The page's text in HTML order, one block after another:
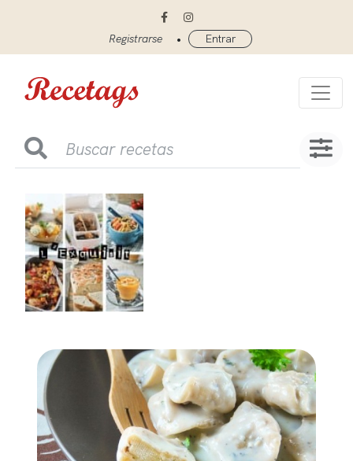
Registrarse • Entrar